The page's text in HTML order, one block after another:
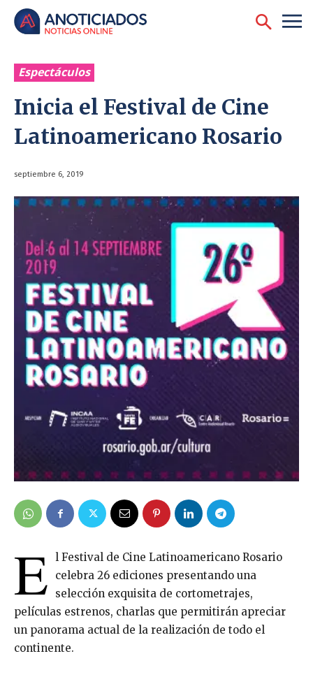
Espectáculos
Inicia el Festival de Cine
Latinoamericano Rosario
septiembre 6, 2019
E l Festival de Cine Latinoamericano Rosario
celebra 26 ediciones presentando una
selección exquisita de cortometrajes,
películas estrenos, charlas que permitirán apreciar
un panorama actual de la realización de todo el
continente.